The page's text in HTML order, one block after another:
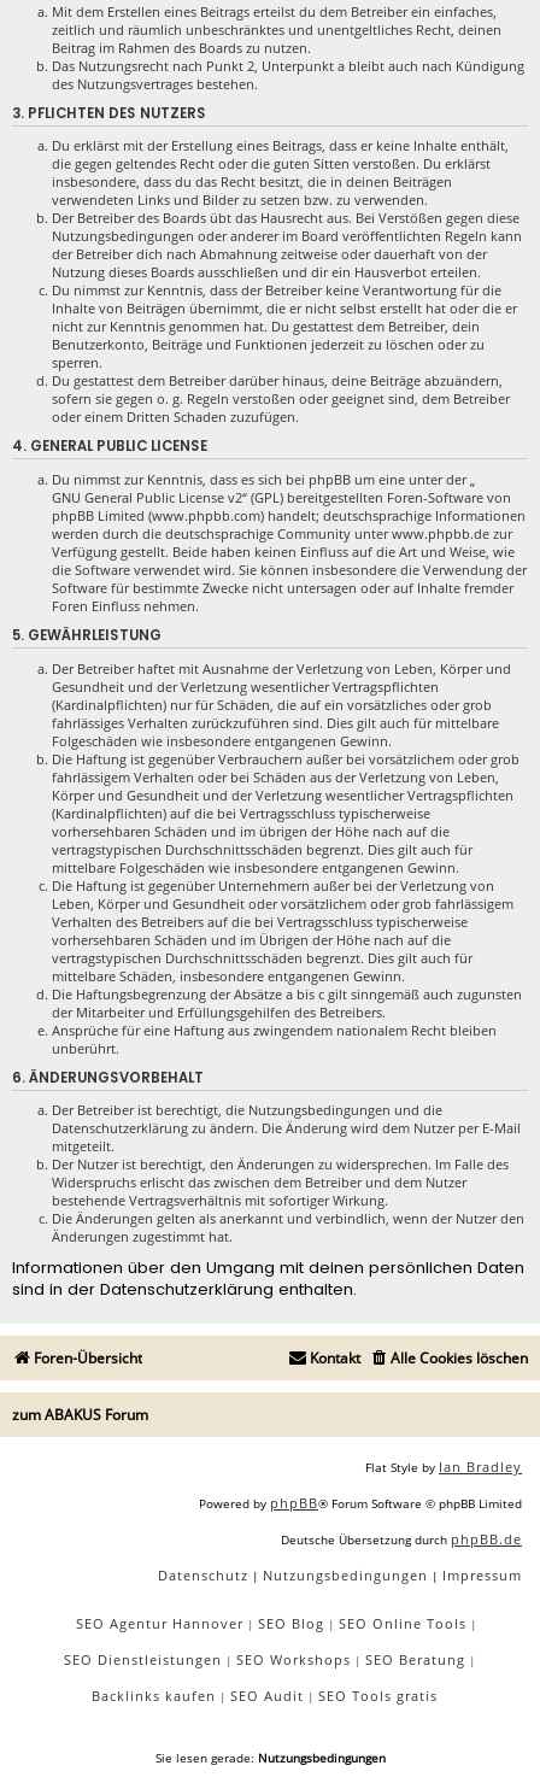
Mit dem Erstellen eines Beitrags erteilst du dem Betreiber ein einfaches,
zeitlich und räumlich unbeschränktes und unentgeltliches Recht, deinen
Beitrag im Rahmen des Boards zu nutzen.
Das Nutzungsrecht nach Punkt 2, Unterpunkt a bleibt auch nach Kündigung
des Nutzungsvertrages bestehen.
3. PFLICHTEN DES NUTZERS
Du erklärst mit der Erstellung eines Beitrags, dass er keine Inhalte enthält,
die gegen geltendes Recht oder die guten Sitten verstoßen. Du erklärst
insbesondere, dass du das Recht besitzt, die in deinen Beiträgen
verwendeten Links und Bilder zu setzen bzw. zu verwenden.
Der Betreiber des Boards übt das Hausrecht aus. Bei Verstößen gegen diese
Nutzungsbedingungen oder anderer im Board veröffentlichten Regeln kann
der Betreiber dich nach Abmahnung zeitweise oder dauerhaft von der
Nutzung dieses Boards ausschließen und dir ein Hausverbot erteilen.
Du nimmst zur Kenntnis, dass der Betreiber keine Verantwortung für die
Inhalte von Beiträgen übernimmt, die er nicht selbst erstellt hat oder die er
nicht zur Kenntnis genommen hat. Du gestattest dem Betreiber, dein
Benutzerkonto, Beiträge und Funktionen jederzeit zu löschen oder zu
sperren.
Du gestattest dem Betreiber darüber hinaus, deine Beiträge abzuändern,
sofern sie gegen o. g. Regeln verstoßen oder geeignet sind, dem Betreiber
oder einem Dritten Schaden zuzufügen.
4. GENERAL PUBLIC LICENSE
Du nimmst zur Kenntnis, dass es sich bei phpBB um eine unter der „
GNU General Public License v2“ (GPL) bereitgestellten Foren-Software von
phpBB Limited (www.phpbb.com) handelt; deutschsprachige Informationen
werden durch die deutschsprachige Community unter www.phpbb.de zur
Verfügung gestellt. Beide haben keinen Einfluss auf die Art und Weise, wie
die Software verwendet wird. Sie können insbesondere die Verwendung der
Software für bestimmte Zwecke nicht untersagen oder auf Inhalte fremder
Foren Einfluss nehmen.
5. GEWÄHRLEISTUNG
Der Betreiber haftet mit Ausnahme der Verletzung von Leben, Körper und
Gesundheit und der Verletzung wesentlicher Vertragspflichten
(Kardinalpflichten) nur für Schäden, die auf ein vorsätzliches oder grob
fahrlässiges Verhalten zurückzuführen sind. Dies gilt auch für mittelbare
Folgeschäden wie insbesondere entgangenen Gewinn.
Die Haftung ist gegenüber Verbrauchern außer bei vorsätzlichem oder grob
fahrlässigem Verhalten oder bei Schäden aus der Verletzung von Leben,
Körper und Gesundheit und der Verletzung wesentlicher Vertragspflichten
(Kardinalpflichten) auf die bei Vertragsschluss typischerweise
vorhersehbaren Schäden und im übrigen der Höhe nach auf die
vertragstypischen Durchschnittsschäden begrenzt. Dies gilt auch für
mittelbare Folgeschäden wie insbesondere entgangenen Gewinn.
Die Haftung ist gegenüber Unternehmern außer bei der Verletzung von
Leben, Körper und Gesundheit oder vorsätzlichem oder grob fahrlässigem
Verhalten des Betreibers auf die bei Vertragsschluss typischerweise
vorhersehbaren Schäden und im Übrigen der Höhe nach auf die
vertragstypischen Durchschnittsschäden begrenzt. Dies gilt auch für
mittelbare Schäden, insbesondere entgangenen Gewinn.
Die Haftungsbegrenzung der Absätze a bis c gilt sinngemäß auch zugunsten
der Mitarbeiter und Erfüllungsgehilfen des Betreibers.
Ansprüche für eine Haftung aus zwingendem nationalem Recht bleiben
unberührt.
6. ÄNDERUNGSVORBEHALT
Der Betreiber ist berechtigt, die Nutzungsbedingungen und die
Datenschutzerklärung zu ändern. Die Änderung wird dem Nutzer per E-Mail
mitgeteilt.
Der Nutzer ist berechtigt, den Änderungen zu widersprechen. Im Falle des
Widerspruchs erlischt das zwischen dem Betreiber und dem Nutzer
bestehende Vertragsverhältnis mit sofortiger Wirkung.
Die Änderungen gelten als anerkannt und verbindlich, wenn der Nutzer den
Änderungen zugestimmt hat.
Informationen über den Umgang mit deinen persönlichen Daten
sind in der Datenschutzerklärung enthalten.
Foren-Übersicht Alle Cookies löschen
Kontakt
zum ABAKUS Forum
Flat Style by Ian Bradley
Powered by phpBB® Forum Software © phpBB Limited
Deutsche Übersetzung durch phpBB.de
Datenschutz | Nutzungsbedingungen | Impressum
SEO Agentur Hannover| SEO Blog | SEO Online Tools |
SEO Dienstleistungen | SEO Workshops | SEO Beratung |
Backlinks kaufen | SEO Audit | SEO Tools gratis
Sie lesen gerade: Nutzungsbedingungen